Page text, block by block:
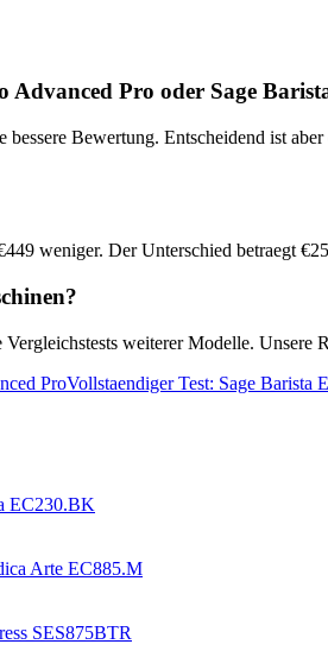
Advanced Pro oder Sage
bessere Bewertung. Entscheidend ist
449 weniger. Der Unterschied betraegt €
weiterer Modelle.
ProVollstaendiger Test: Sage Barista
EC230.BK
Arte EC885.M
SES875BTR